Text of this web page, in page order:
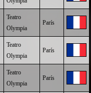
Teatro
Olympia
París
Teatro
Olympia
París
Teatro
Olympia
París